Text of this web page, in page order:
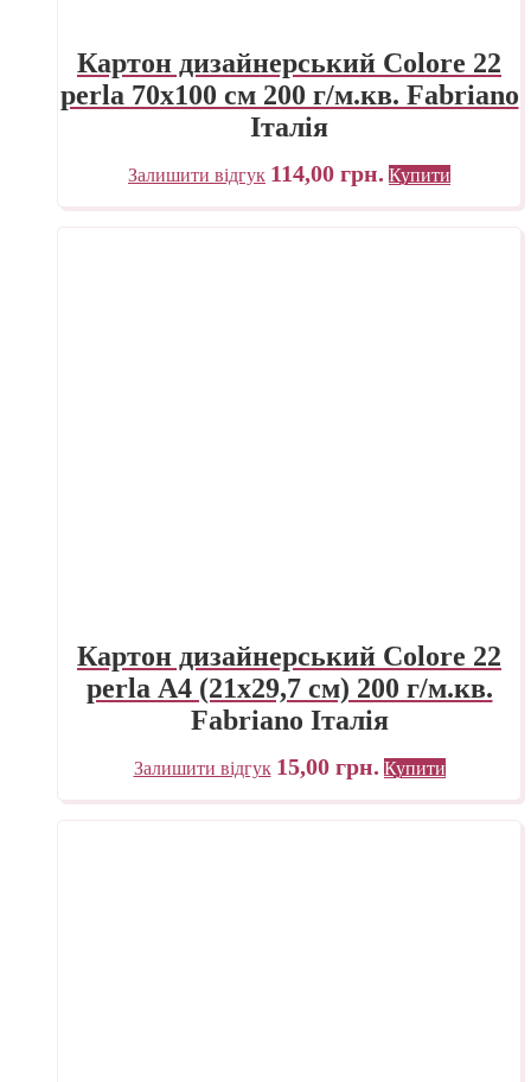
Картон дизайнерський Colore 22
perla 70х100 см 200 г/м.кв. Fabriano
Італія
Залишити відгук 114,00 грн. Купити
Картон дизайнерський Colore 22
perla А4 (21х29,7 см) 200 г/м.кв.
Fabriano Італія
Залишити відгук 15,00 грн. Купити